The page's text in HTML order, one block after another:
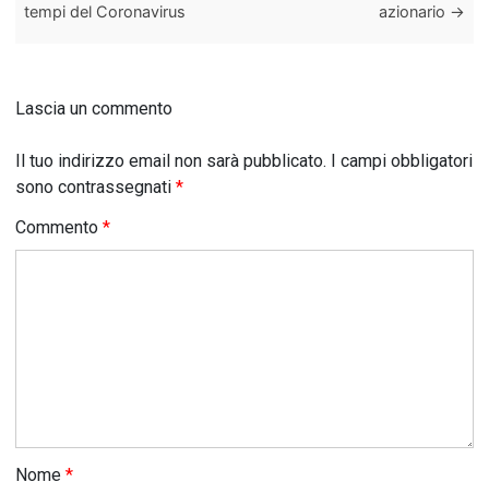
tempi del Coronavirus
azionario →
Lascia un commento
Il tuo indirizzo email non sarà pubblicato. I campi obbligatori
sono contrassegnati *
Commento *
Nome *